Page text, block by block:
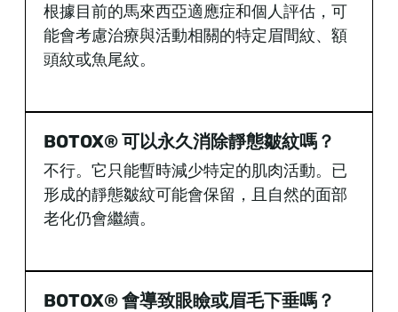
根據目前的馬來西亞適應症和個人評估，可
能會考慮治療與活動相關的特定眉間紋、額
頭紋或魚尾紋。
BOTOX® 可以永久消除靜態皺紋嗎？
不行。它只能暫時減少特定的肌肉活動。已
形成的靜態皺紋可能會保留，且自然的面部
老化仍會繼續。
BOTOX® 會導致眼瞼或眉毛下垂嗎？